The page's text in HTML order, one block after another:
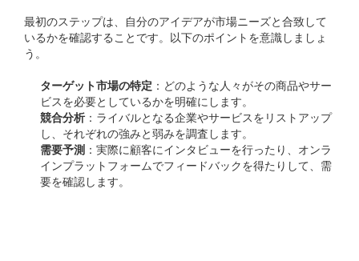
最初のステップは、自分のアイデアが市場ニーズと合致して
いるかを確認することです。以下のポイントを意識しましょ
う。
ターゲット市場の特定 ：どのような人々がその商品やサー
ビスを必要としているかを明確にします。
競合分析 ：ライバルとなる企業やサービスをリストアップ
し、それぞれの強みと弱みを調査します。
需要予測 ：実際に顧客にインタビューを行ったり、オンラ
インプラットフォームでフィードバックを得たりして、需
要を確認します。